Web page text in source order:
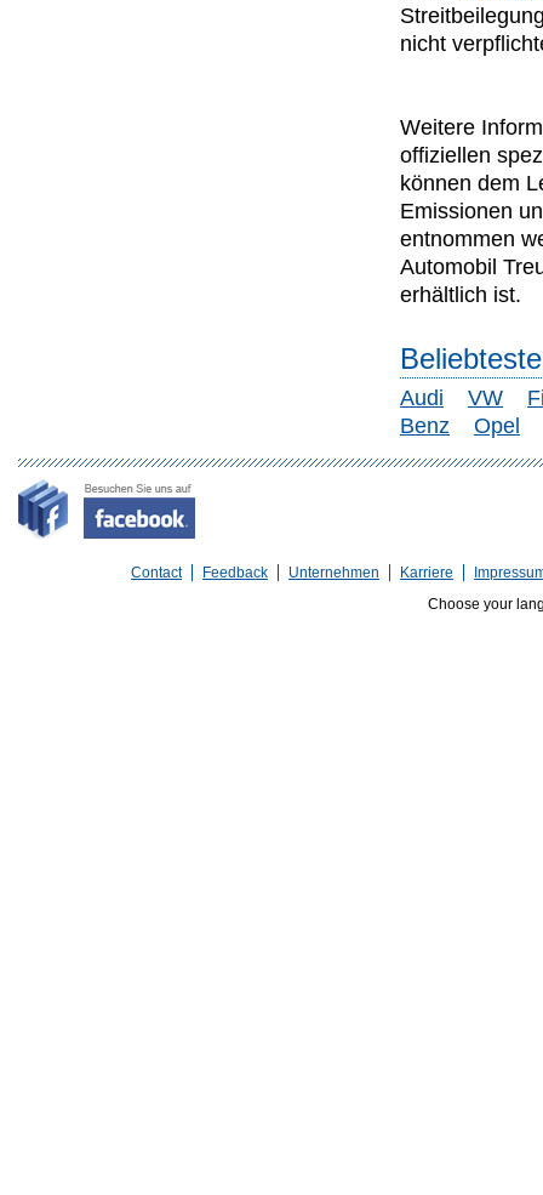
nicht
Weitere
offiziellen
können dem
Emissionen
entnommen
Automobil
erhältlich ist.
Audi VW
Benz
Opel
Contact Feedback Unternehmen Karriere
Choose your